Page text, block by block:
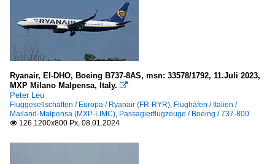
Ryanair, EI-DHO, Boeing B737-8AS, msn: 33578/1792, 11.Juli 2023,
MXP Milano Malpensa, Italy. 
Peter Leu
Fluggesellschaften / Europa / Ryanair (FR-RYR), Flughäfen / Italien /
Mailand-Malpensa (MXP-LIMC), Passagierflugzeuge / Boeing / 737-800
 126 1200x800 Px, 08.01.2024